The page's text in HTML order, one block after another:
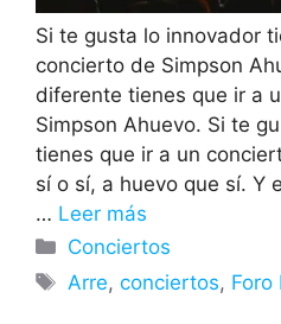
Si te gusta lo innovador
concierto de Simpson
diferente tienes que ir a
Simpson Ahuevo. Si te
tienes que ir a un
sí o sí, a huevo que sí. Y
… Leer más
Categorías
Conciertos
Etiquetas
Arre,conciertos, Foro